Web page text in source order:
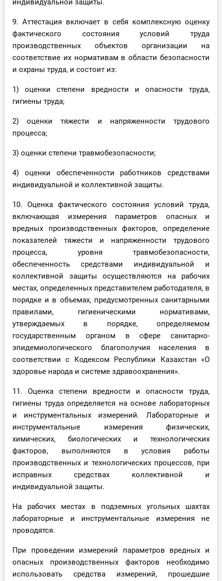
индивидуальной защиты.
9. Аттестация включает в себя комплексную оценку
фактического состояния условий труда
производственных объектов организации на
соответствие их нормативам в области безопасности
и охраны труда, и состоит из:
1) оценки степени вредности и опасности труда,
гигиены труда;
2) оценки тяжести и напряженности трудового
процесса;
3) оценки степени травмобезопасности;
4) оценки обеспеченности работников средствами
индивидуальной и коллективной защиты.
10. Оценка фактического состояния условий труда,
включающая измерения параметров опасных и
вредных производственных факторов, определение
показателей тяжести и напряженности трудового
процесса, уровня травмобезопасности,
обеспеченность средствами индивидуальной и
коллективной защиты осуществляются на рабочих
местах, определенных представителем работодателя, в
порядке и в объемах, предусмотренных санитарными
правилами, гигиеническими нормативами,
утверждаемых в порядке, определяемом
государственным органом в сфере санитарно-
эпидемиологического благополучия населения в
соответствии с Кодексом Республики Казахстан «О
здоровье народа и системе здравоохранения».
11. Оценка степени вредности и опасности труда,
гигиены труда определяется на основе лабораторных
и инструментальных измерений. Лабораторные и
инструментальные измерения физических,
химических, биологических и технологических
факторов, выполняются в условия работы
производственных и технологических процессов, при
исправных средствах коллективной и
индивидуальной защиты.
На рабочих местах в подземных угольных шахтах
лабораторные и инструментальные измерения не
проводятся.
При проведении измерений параметров вредных и
опасных производственных факторов необходимо
использовать средства измерений, прошедшие